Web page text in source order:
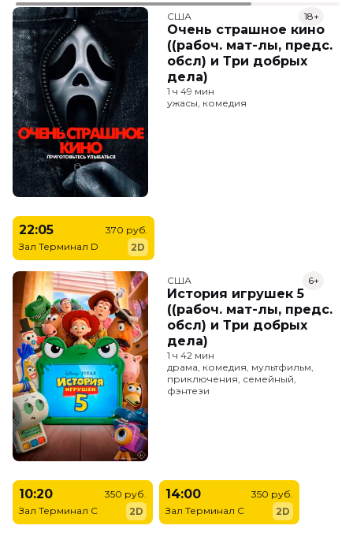
США
Очень страшное кино
((рабоч. мат-лы, предс.
обсл) и Три добрых
дела)
18+
1 ч 49 мин
ужасы, комедия
22:05
Зал Терминал D
370 руб.
2D
США
История игрушек 5
((рабоч. мат-лы, предс.
обсл) и Три добрых
дела)
6+
1 ч 42 мин
драма, комедия, мультфильм,
приключения, семейный,
фэнтези
10:20
Зал Терминал C
350 руб.
2D
14:00
Зал Терминал C
350 руб.
2D